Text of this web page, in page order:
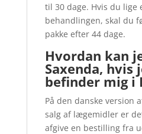
til 30 dage. Hvis du lige
behandlingen, skal du
pakke efter 44 dage.
Hvordan kan
Saxenda, hvis
befinder mig i
På den danske version
salg af lægemidler er
afgive en bestilling fra